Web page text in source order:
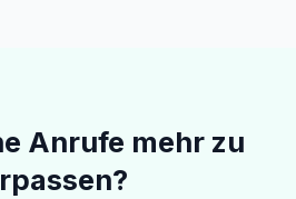
Anrufe mehr zu